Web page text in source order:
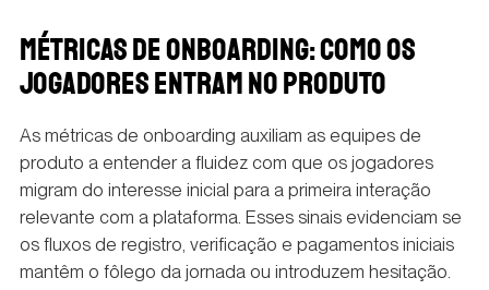
MÉTRICAS DE ONBOARDING: COMO OS
JOGADORES ENTRAM NO PRODUTO
As métricas de onboarding auxiliam as equipes de
produto a entender a fluidez com que os jogadores
migram do interesse inicial para a primeira interação
relevante com a plataforma. Esses sinais evidenciam se
os fluxos de registro, verificação e pagamentos iniciais
mantêm o fôlego da jornada ou introduzem hesitação.